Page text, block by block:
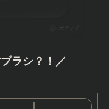
ポチップ
ラシ？！／